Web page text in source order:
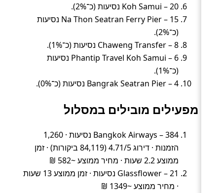
Koh Samui – 20 נסיעות (כ־2%).
Na Thon Seatran Ferry Pier – 15 נסיעות
(כ־2%).
Chaweng Transfer – 8 נסיעות (כ־1%).
Phantip Travel Koh Samui – 6 נסיעות
(כ־1%).
Bangrak Seatran Pier – 4 נסיעות (כ־0%).
מפעילים מובילים במסלול
Bangkok Airways – 384 נסיעות · 1,260
הזמנות · דירוג 4.71/5 (84,119 ביקורות) · זמן
ממוצע 2.2 שעות · מחיר ממוצע ~582 ₪
Glassflower – 21 נסיעות · זמן ממוצע 13 שעות
· מחיר ממוצע ~1349 ₪